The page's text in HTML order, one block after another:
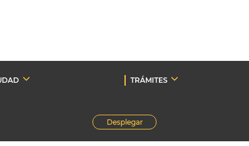
TRÁMITES
Desplegar